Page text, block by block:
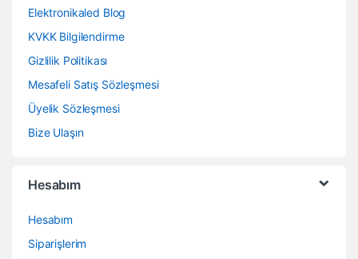
Elektronikaled Blog
KVKK Bilgilendirme
Gizlilik Politikası
Mesafeli Satış Sözleşmesi
Üyelik Sözleşmesi
Bize Ulaşın
Hesabım
Hesabım
Siparişlerim